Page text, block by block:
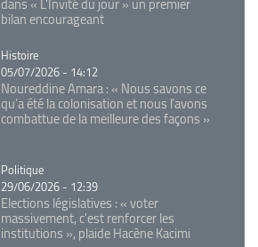
bilan encourageant
Catégorie
Histoire
05/07/2026 - 14:12
Noureddine Amara : « Nous savons ce
qu’a été la colonisation et nous l’avons
combattue de la meilleure des façons »
Catégorie
Politique
29/06/2026 - 12:39
Elections législatives : « voter
massivement, c'est renforcer les
institutions », plaide Hacène Kacimi